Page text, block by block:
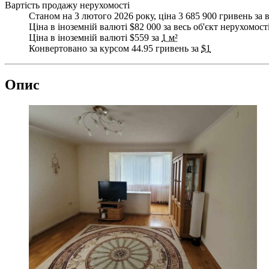
Вартість продажу нерухомості
Станом на 3 лютого 2026 року, ціна 3 685 900 гривень за
Ціна в іноземній валюті $82 000 за весь об'єкт нерухомості
Ціна в іноземній валюті $559 за 1 м²
Конвертовано за курсом 44.95 гривень за $1
Опис